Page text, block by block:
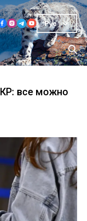
Рус
все можно